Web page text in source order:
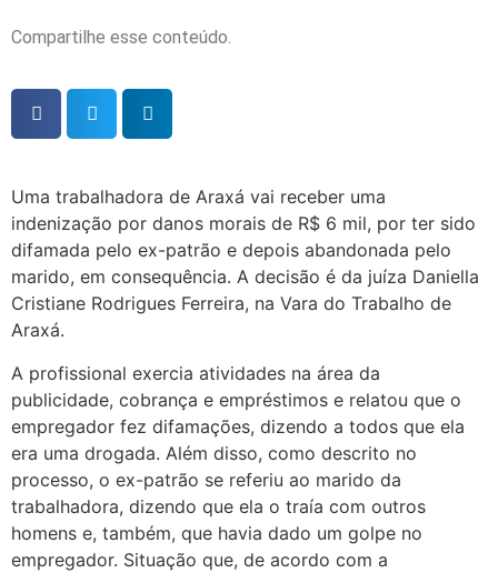
Compartilhe esse conteúdo.
Uma trabalhadora de Araxá vai receber uma
indenização por danos morais de R$ 6 mil, por ter sido
difamada pelo ex-patrão e depois abandonada pelo
marido, em consequência. A decisão é da juíza Daniella
Cristiane Rodrigues Ferreira, na Vara do Trabalho de
Araxá.
A profissional exercia atividades na área da
publicidade, cobrança e empréstimos e relatou que o
empregador fez difamações, dizendo a todos que ela
era uma drogada. Além disso, como descrito no
processo, o ex-patrão se referiu ao marido da
trabalhadora, dizendo que ela o traía com outros
homens e, também, que havia dado um golpe no
empregador. Situação que, de acordo com a